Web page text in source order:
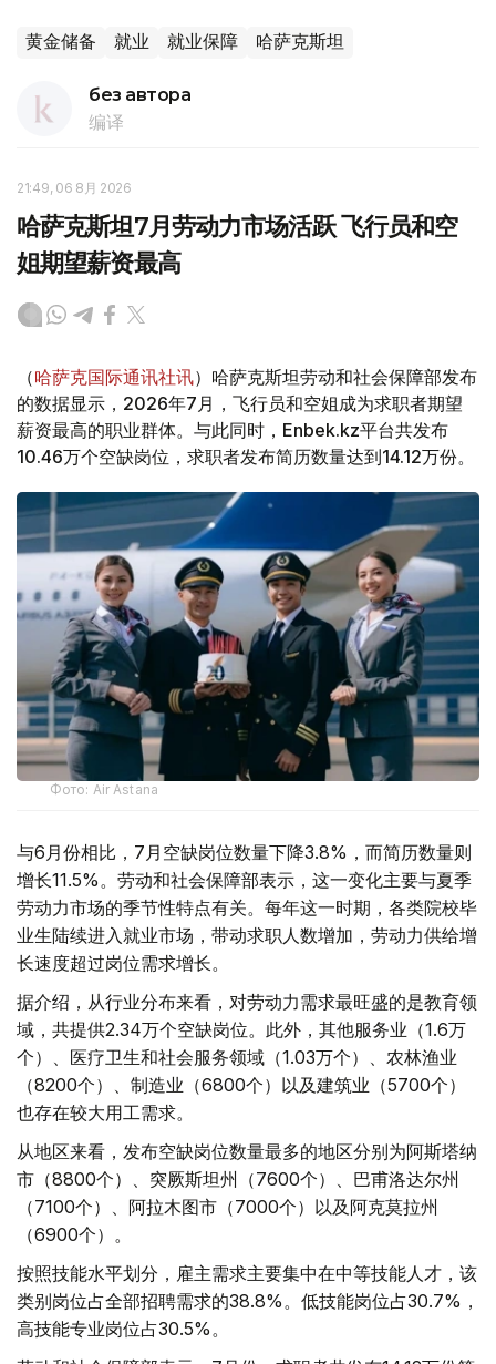
黄金储备 就业 就业保障 哈萨克斯坦
без автора
编译
21:49, 06 8月 2026
哈萨克斯坦7月劳动力市场活跃 飞行员和空
姐期望薪资最高
（哈萨克国际通讯社讯）哈萨克斯坦劳动和社会保障部发布
的数据显示，2026年7月，飞行员和空姐成为求职者期望
薪资最高的职业群体。与此同时，Enbek.kz平台共发布
10.46万个空缺岗位，求职者发布简历数量达到14.12万份。
Фото: Air Astana
与6月份相比，7月空缺岗位数量下降3.8%，而简历数量则
增长11.5%。劳动和社会保障部表示，这一变化主要与夏季
劳动力市场的季节性特点有关。每年这一时期，各类院校毕
业生陆续进入就业市场，带动求职人数增加，劳动力供给增
长速度超过岗位需求增长。
据介绍，从行业分布来看，对劳动力需求最旺盛的是教育领
域，共提供2.34万个空缺岗位。此外，其他服务业（1.6万
个）、医疗卫生和社会服务领域（1.03万个）、农林渔业
（8200个）、制造业（6800个）以及建筑业（5700个）
也存在较大用工需求。
从地区来看，发布空缺岗位数量最多的地区分别为阿斯塔纳
市（8800个）、突厥斯坦州（7600个）、巴甫洛达尔州
（7100个）、阿拉木图市（7000个）以及阿克莫拉州
（6900个）。
按照技能水平划分，雇主需求主要集中在中等技能人才，该
类别岗位占全部招聘需求的38.8%。低技能岗位占30.7%，
高技能专业岗位占30.5%。